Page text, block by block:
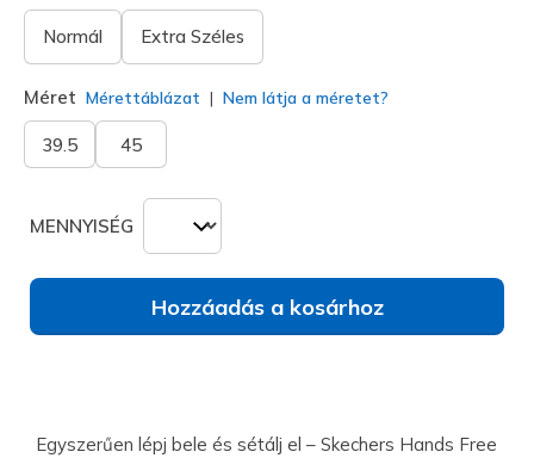
Normál Extra Széles
Méret Mérettáblázat Nem látja a méretet?
39.5 45
MENNYISÉG
Hozzáadás a kosárhoz
Egyszerűen lépj bele és sétálj el – Skechers Hands Free